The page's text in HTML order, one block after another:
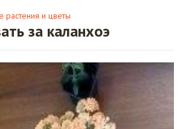
растения и цветы
за каланхоэ